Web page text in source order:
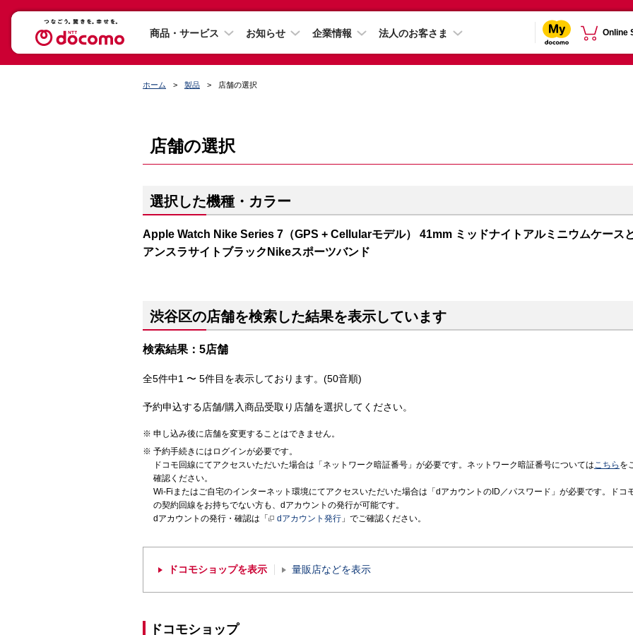
商品・サービス お知らせ 企業情報 法人のお客さま Online
ホーム 製品 店舗の選択
店舗の選択
選択した機種・カラー
Apple Watch Nike Series 7（GPS + Cellularモデル） 41mm ミッドナイトアルミニウムケース
アンスラサイトブラックNikeスポーツバンド
渋谷区の店舗を検索した結果を表示しています
検索結果：5店舗
全5件中1 〜 5件目を表示しております。(50音順)
予約申込する店舗/購入商品受取り店舗を選択してください。
申し込み後に店舗を変更することはできません。
予約手続きにはログインが必要です。
ドコモ回線にてアクセスいただいた場合は「ネットワーク暗証番号」が必要です。ネットワーク暗証番号についてはこちら を
確認ください。
Wi-Fiまたはご自宅のインターネット環境にてアクセスいただいた場合は「dアカウントのID／パスワード」が必要です。ドコ
の契約回線をお持ちでない方も、dアカウントの発行が可能です。
dアカウントの発行・確認は「
dアカウント発行 」でご確認ください。
ドコモショップを表示 量販店などを表示
ドコモショップ